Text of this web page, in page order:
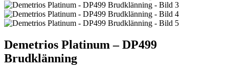
Demetrios Platinum – DP499
Brudklänning